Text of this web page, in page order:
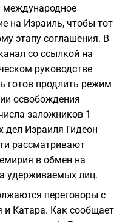
международное
на Израиль, чтобы тот
этапу соглашения. В
со ссылкой на
руководстве
готов продлить режим
освобождения
заложников 1
дел Израиля Гидеон
рассматривают
в обмен на
удерживаемых лиц.
переговоры с
и Катара. Как сообщает